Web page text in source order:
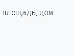
площадь, дом